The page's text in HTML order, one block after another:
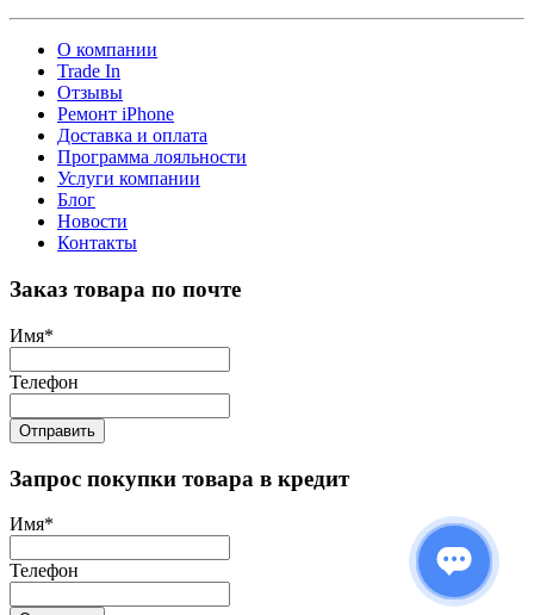
О компании
Trade In
Отзывы
Ремонт iPhone
Доставка и оплата
Программа лояльности
Услуги компании
Блог
Новости
Контакты
Заказ товара по почте
Имя*
Телефон
Отправить
Запрос покупки товара в кредит
Имя*
Телефон